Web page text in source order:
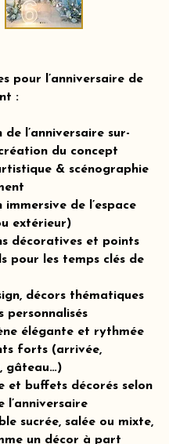
pour l’anniversaire de
:
de l’anniversaire sur-
du concept
& scénographie
immersive de l’espace
extérieur)
décoratives et points
pour les temps clés de
décors thématiques
personnalisés
élégante et rythmée
forts (arrivée,
gâteau…)
et buffets décorés selon
l’anniversaire
sucrée, salée ou mixte,
un décor à part